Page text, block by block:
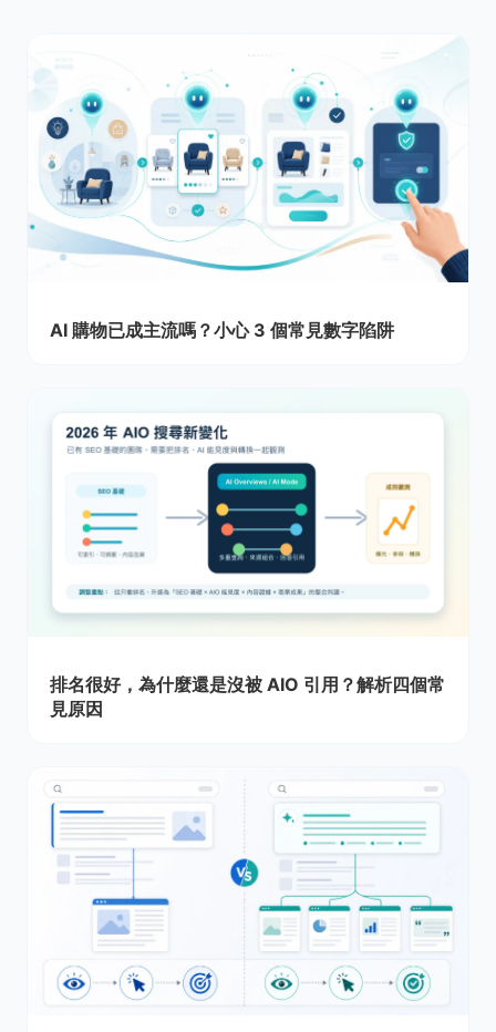
AI 購物已成主流嗎？小心 3 個常見數字陷阱
排名很好，為什麼還是沒被 AIO 引用？解析四個常
見原因